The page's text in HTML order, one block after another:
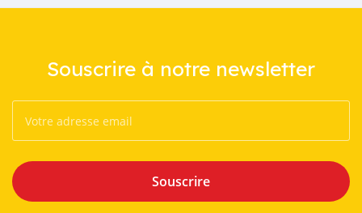
Souscrire à notre newsletter
Souscrire